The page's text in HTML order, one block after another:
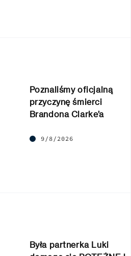
Poznaliśmy oficjalną
przyczynę śmierci
Brandona Clarke’a
9/8/2026
Była partnerka Luki